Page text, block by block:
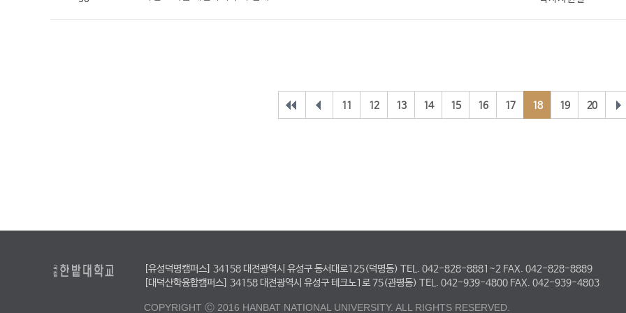
11 12 13 14 15 16 17 18 19 20
[유성덕명캠퍼스] 34158 대전광역시 유성구 동서대로125(덕명동) TEL. 042-828-8881~2 FAX. 042-828-8889
[대덕산학융합캠퍼스] 34158 대전광역시 유성구 테크노1로 75(관평동) TEL. 042-939-4800 FAX. 042-939-4803
COPYRIGHT Ⓒ 2016 HANBAT NATIONAL UNIVERSITY. ALL RIGHTS RESERVED.